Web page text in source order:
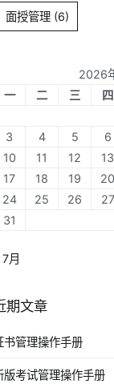
面授管理 (6)
2026
一
二 三 四
3
4 5 6
10
11 12 13
17
18 19 20
24
25 26 27
31
月
期文章
书管理操作手册
版考试管理操作手册